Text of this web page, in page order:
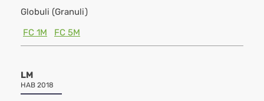
Globuli (Granuli)
FC 1M
FC 5M
LM
HAB 2018